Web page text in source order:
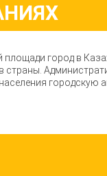
город в
страны.
городскую